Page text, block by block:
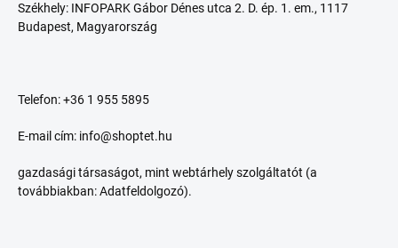
Székhely: INFOPARK Gábor Dénes utca 2. D. ép. 1. em., 1117
Budapest, Magyarország
Telefon: +36 1 955 5895
E-mail cím: info@shoptet.hu
gazdasági társaságot, mint webtárhely szolgáltatót (a
továbbiakban: Adatfeldolgozó).